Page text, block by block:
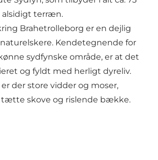
alsidigt terræn.
Brahetrolleborg er en dejlig
Kendetegnende for
sydfynske område, er at det
og fyldt med herligt dyreliv.
der store vidder og moser,
tætte skove og rislende bække.